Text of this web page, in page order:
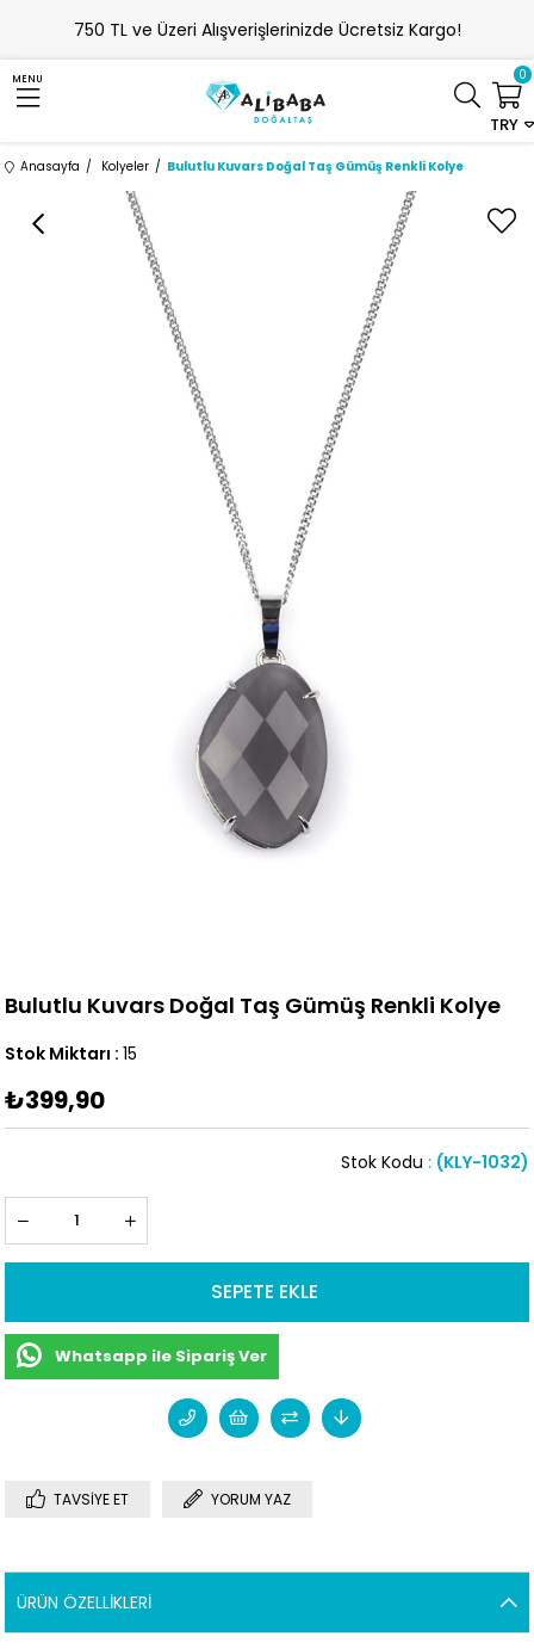
750 TL ve Üzeri Alışverişlerinizde Ücretsiz Kargo!
MENU
TRY
0
Anasayfa Kolyeler Bulutlu Kuvars Doğal Taş Gümüş Renkli Kolye
Bulutlu Kuvars Doğal Taş Gümüş Renkli Kolye
Stok Miktarı : 15
₺399,90
(KLY-1032)
Stok Kodu
Whatsapp ile Sipariş Ver
TAVSIYE ET YORUM YAZ
ÜRÜN ÖZELLIKLERI